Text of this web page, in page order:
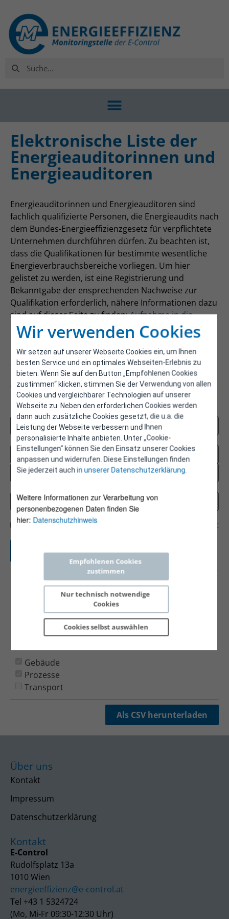
Wir verwenden Cookies
Wir setzen auf unserer Webseite Cookies ein, um Ihnen
besten Service und ein optimales Webseiten-Erlebnis zu
bieten. Wenn Sie auf den Button „Empfohlenen Cookies
zustimmen“ klicken, stimmen Sie der Verwendung von allen
Cookies und vergleichbarer Technologien auf unserer
Webseite zu. Neben den erforderlichen Cookies werden
dann auch zusätzliche Cookies gesetzt, die u.a. die
Leistung der Webseite verbessern und Ihnen
personalisierte Inhalte anbieten. Unter „Cookie-
Einstellungen“ können Sie den Einsatz unserer Cookies
anpassen und widerrufen. Diese Einstellungen finden
Sie jederzeit auchin unserer Datenschutzerklärung.
Weitere Informationen zur Verarbeitung von
personenbezogenen Daten finden Sie
hier: Datenschutzhinweis
Empfohlenen Cookies
zustimmen
Nur technisch notwendige
Cookies
Cookies selbst auswählen
Elektronische Liste der
Energieauditorinnen und
Energieauditoren
Energieauditorinnen und Energieauditoren sind
fachlich qualifizierte Personen, die Energieaudits nach
dem Bundes-Energieeffizienzgesetz für verpflichtete
Unternehmen durchführen dürfen. Zu beachten ist,
dass die Qualifikationen für bestimmte wesentliche
Energieverbrauchsbereiche vorliegen. Um hier
gelistet zu werden, ist eine Registrierung und
Bekanntgabe der ensprechenden Nachweise zur
Qualifikation erforderlich, nähere Informationen dazu
sind auf dieser Seite zu finden:Aufnahme in die
elektronische Liste
Hinweise zur Verwendung der Liste: Eine Suche, beispielsweise nach
den entsprechenden wesentlichen Energieverbrauchsbereichen, ist
über die Eingabefelder über der Liste möglich. Die gesamte oder
gefilterte Liste kann am Ende der Tabelle heruntergeladen werden.
Filter
Gebäude Transport
A1501047
Dipl.-Ing. Angerbauer Christian (ACECon e.U.)
8045 Graz, AT
c.angerbauer@acecon.at
Gebäude
Prozesse
Transport
Als CSV herunterladen
Über uns
Kontakt
Impressum
Datenschutzerklärung
Kontakt
E-Control
Rudolfsplatz 13a
1010 Wien
energieeffizienz@e-control.at
Tel +43 1 5324724
(Mo, Mi-Fr 09:30-12:30 Uhr)